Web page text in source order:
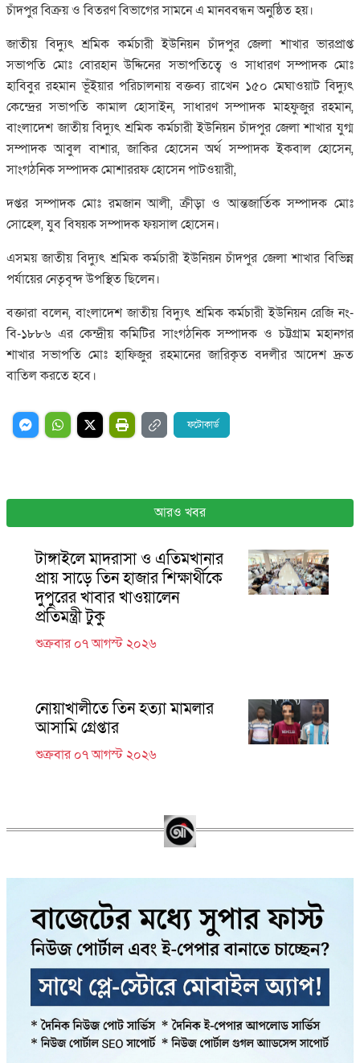
চাঁদপুর বিক্রয় ও বিতরণ বিভাগের সামনে এ মানববন্ধন অনুষ্ঠিত হয়।
জাতীয় বিদ্যুৎ শ্রমিক কর্মচারী ইউনিয়ন চাঁদপুর জেলা শাখার ভারপ্রাপ্ত
সভাপতি মোঃ বোরহান উদ্দিনের সভাপতিত্বে ও সাধারণ সম্পাদক মোঃ
হাবিবুর রহমান ভূঁইয়ার পরিচালনায় বক্তব্য রাখেন ১৫০ মেঘাওয়াট বিদ্যুৎ
কেন্দ্রের সভাপতি কামাল হোসাইন, সাধারণ সম্পাদক মাহফুজুর রহমান,
বাংলাদেশ জাতীয় বিদ্যুৎ শ্রমিক কর্মচারী ইউনিয়ন চাঁদপুর জেলা শাখার যুগ্ম
সম্পাদক আবুল বাশার, জাকির হোসেন অর্থ সম্পাদক ইকবাল হোসেন,
সাংগঠনিক সম্পাদক মোশাররফ হোসেন পাটওয়ারী,
দপ্তর সম্পাদক মোঃ রমজান আলী, ক্রীড়া ও আন্তজার্তিক সম্পাদক মোঃ
সোহেল, যুব বিষয়ক সম্পাদক ফয়সাল হোসেন।
এসময়জাতীয় বিদ্যুৎ শ্রমিক কর্মচারী ইউনিয়ন চাঁদপুর জেলা শাখার বিভিন্ন
পর্যায়ের নেতৃবৃন্দ উপস্থিত ছিলেন।
বক্তারা বলেন,বাংলাদেশ জাতীয় বিদ্যুৎ শ্রমিক কর্মচারী ইউনিয়ন রেজি নং-
বি-১৮৮৬ এর কেন্দ্রীয় কমিটির সাংগঠনিক সম্পাদক ও চট্টগ্রাম মহানগর
শাখার সভাপতি মোঃ হাফিজুর রহমানের জারিকৃত বদলীর আদেশ দ্রুত
বাতিল করতে হবে।
ফটোকার্ড
আরও খবর
টাঙ্গাইলে মাদরাসা ও এতিমখানার
প্রায় সাড়ে তিন হাজার শিক্ষার্থীকে
দুপুরের খাবার খাওয়ালেন
প্রতিমন্ত্রী টুকু
শুক্রবার ০৭ আগস্ট ২০২৬
নোয়াখালীতে তিন হত্যা মামলার
আসামি গ্রেপ্তার
শুক্রবার ০৭ আগস্ট ২০২৬